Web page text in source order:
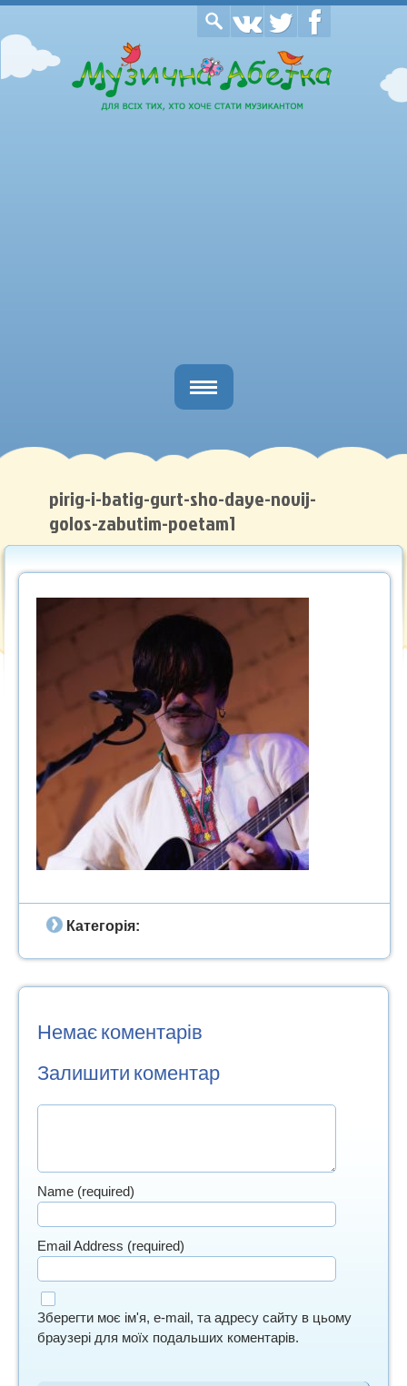
Головна
Нотна грамота
Методичні роботи
Рекомендуємо
pirig-i-batig-gurt-sho-daye-novij-
golos-zabutim-poetam1
Категорія:
Немає коментарів
Залишити коментар
Name (required)
Email Address (required)
Зберегти моє ім'я, e-mail, та адресу сайту в цьому
браузері для моїх подальших коментарів.